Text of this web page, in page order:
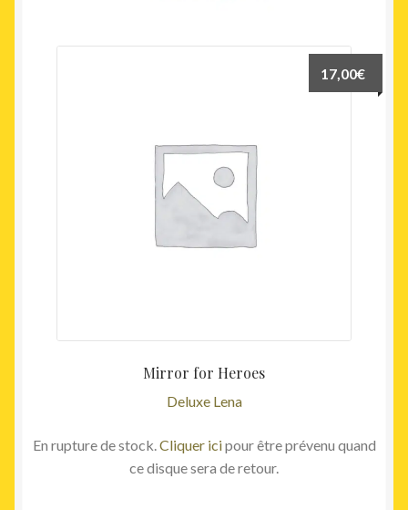
Mirror for Heroes
Deluxe Lena
17,00€
En rupture de stock. Cliquer icipour être prévenu quand
ce disque sera de retour.